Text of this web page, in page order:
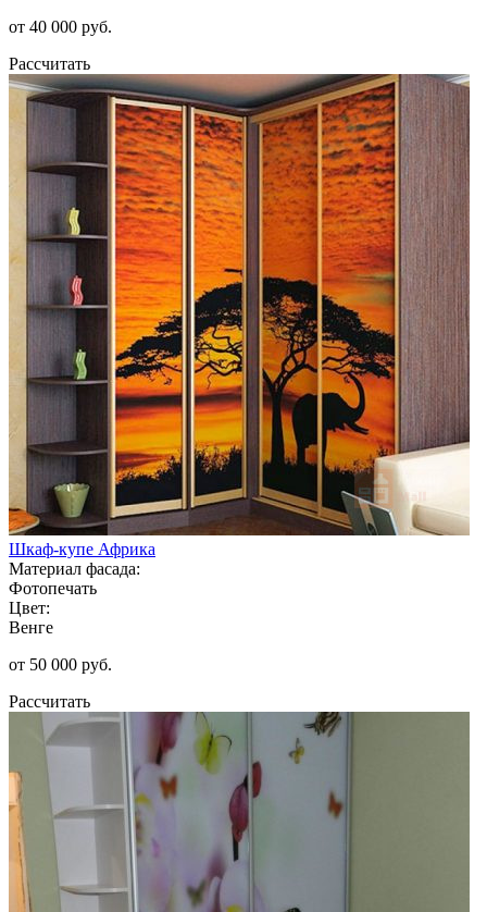
от 40 000 руб.
Рассчитать
Шкаф-купе Африка
Материал фасада:
Фотопечать
Цвет:
Венге
от 50 000 руб.
Рассчитать